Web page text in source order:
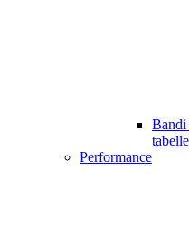
Bandi
Performance